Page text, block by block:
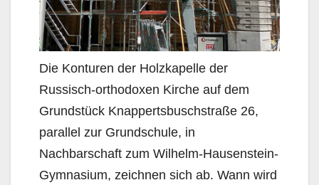
Die Konturen der Holzkapelle der
Russisch-orthodoxen Kirche auf dem
Grundstück Knappertsbuschstraße 26,
parallel zur Grundschule, in
Nachbarschaft zum Wilhelm-Hausenstein-
Gymnasium, zeichnen sich ab. Wann wird